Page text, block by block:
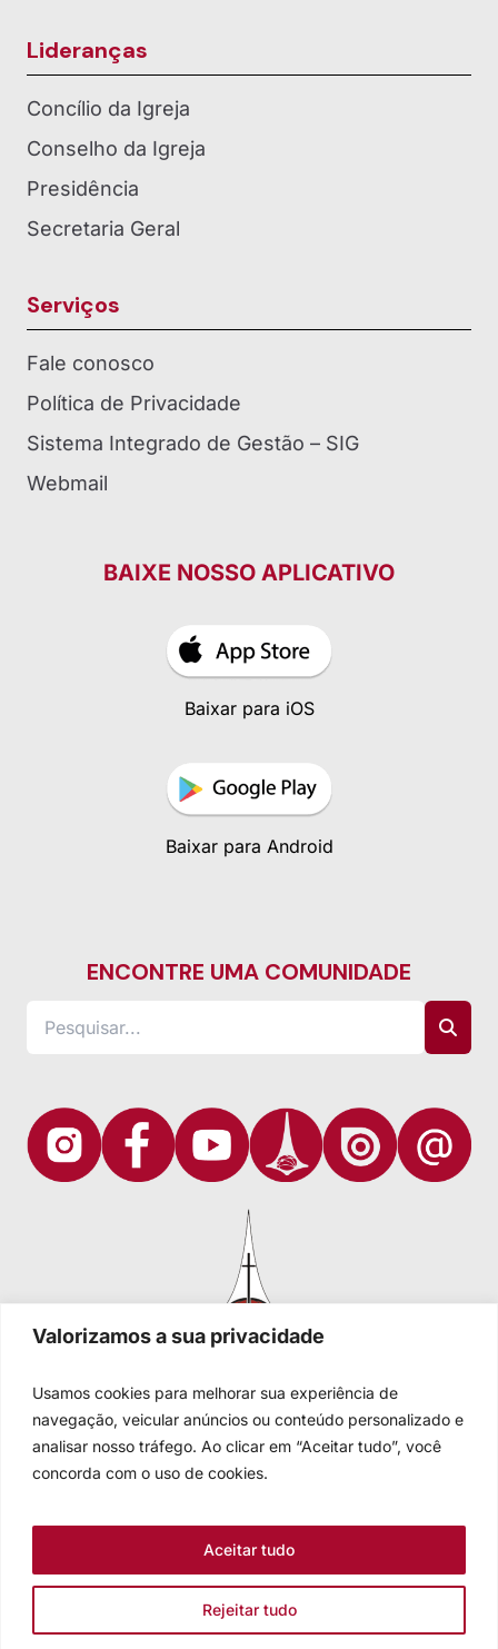
Valorizamos a sua privacidade
Usamos cookies para melhorar sua experiência de
navegação, veicular anúncios ou conteúdo personalizado e
analisar nosso tráfego. Ao clicar em “Aceitar tudo”, você
concorda com o uso de cookies.
Rejeitar tudo
Aceitar tudo
Lideranças
Concílio da Igreja
Conselho da Igreja
Presidência
Secretaria Geral
Serviços
Fale conosco
Política de Privacidade
Sistema Integrado de Gestão – SIG
Webmail
BAIXE NOSSO APLICATIVO
Baixar para iOS
Baixar para Android
ENCONTRE UMA COMUNIDADE
Igreja Evangélica de Confissão Luterana no Brasil
Sede nacional: Rua Senhor dos Passos, 202/4º andar Centro -
Fale conosco